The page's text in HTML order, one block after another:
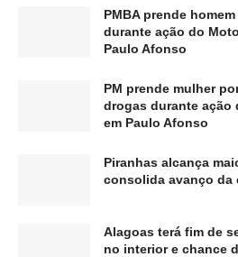
PMBA prende
durante ação do
Paulo Afonso
PM prende mulher
drogas durante ação
em Paulo Afonso
Piranhas alcança
consolida avanço da
Alagoas terá fim de
no interior e chance